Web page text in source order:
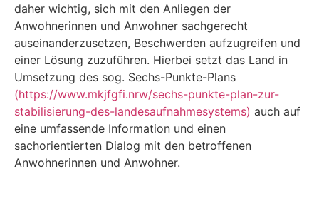
daher wichtig, sich mit den Anliegen der
Anwohnerinnen und Anwohner sachge­recht
auseinanderzusetzen, Beschwerden aufzugreifen und
einer Lösung zuzuführen. Hierbei setzt das Land in
Umsetzung des sog. Sechs-Punkte-Plans
(https://www.mkjfgfi.nrw/sechs-punkte-plan-zur-
stabilisierung-des-landesaufnahmesystems) auch auf
eine umfassende Infor­mation und einen
sachorientierten Dialog mit den betroffenen
Anwohnerinnen und Anwohner.